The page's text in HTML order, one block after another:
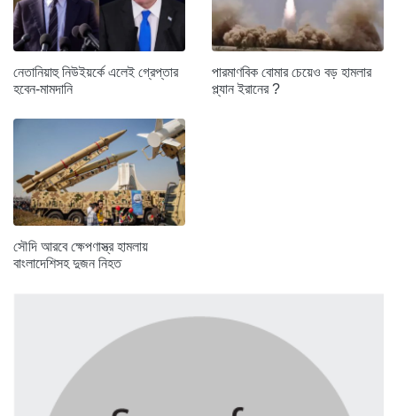
নেতানিয়াহু নিউইয়র্কে এলেই গ্রেপ্তার
হবেন-মামদানি
পারমাণবিক বোমার চেয়েও বড় হামলার
প্ল্যান ইরানের ?
সৌদি আরবে ক্ষেপণাস্ত্র হামলায়
বাংলাদেশিসহ দুজন নিহত